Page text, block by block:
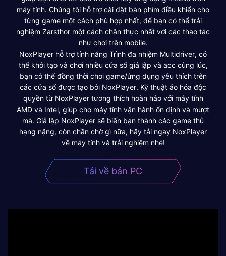
máy tính. Chúng tôi hỗ trợ cài đặt bàn phím điều khiển cho
từng game một cách phù hợp nhất, để bạn có thể trải
nghiệm Zarsthor một cách chân thực nhất với các thao tác
như chơi trên mobile.
NoxPlayer hỗ trợ tính năng Trình đa nhiệm Multidriver, có
thể khởi tạo và chơi nhiều cửa sổ giả lập và acc cùng lúc,
bạn có thể đồng thời chơi game/ứng dụng yêu thích trên
các cửa sổ được tạo bởi NoxPlayer. Kỹ thuật ảo hóa độc
quyền từ NoxPlayer tương thích hoàn hảo với máy tính
AMD và Intel, giúp cho máy tính vận hành ổn định và mượt
mà. Giả lập NoxPlayer sẽ biến bạn thành các game thủ
hạng nặng, còn chần chờ gì nữa, hãy tải ngay NoxPlayer
về máy tính và trải nghiệm nhé!
Tải về bản PC